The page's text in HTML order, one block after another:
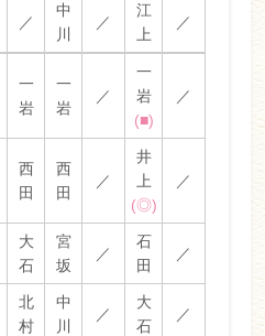
／
中
川
／
江
上
／
一
岩
一
岩
／
一
岩
(■)
／
西
田
西
田
／
井
上
(◎)
／
大
石
宮
坂
／
石
田
／
北
村
中
川
／
大
石
／